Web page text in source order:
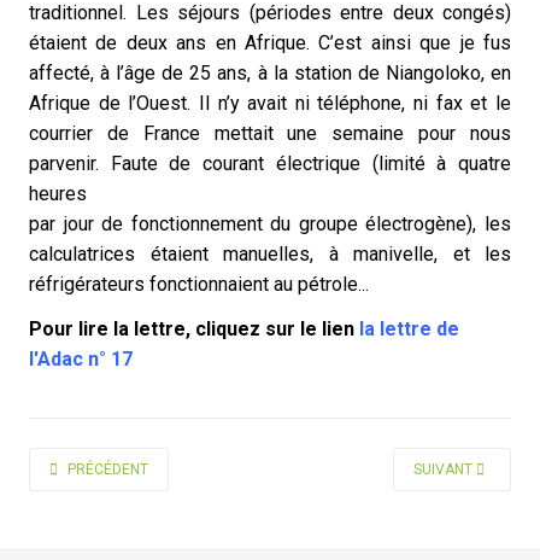
traditionnel. Les séjours (périodes entre deux congés)
étaient de deux ans en Afrique. C’est ainsi que je fus
affecté, à l’âge de 25 ans, à la station de Niangoloko, en
Afrique de l’Ouest. Il n’y avait ni téléphone, ni fax et le
courrier de France mettait une semaine pour nous
parvenir. Faute de courant électrique (limité à quatre
heures
par jour de fonctionnement du groupe électrogène), les
calculatrices étaient manuelles, à manivelle, et les
réfrigérateurs fonctionnaient au pétrole...
Pour lire la lettre, cliquez sur le lien la lettre de
l'Adac n° 17
ARTICLE PRÉCÉDENT : LA LETTRE DE L'ADAC N° 18
PRÉCÉDENT ARTICLE SUIVANT
SUIVANT